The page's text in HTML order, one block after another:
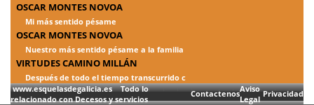
OSCAR MONTES NOVOA
Mi más sentido pésame
OSCAR MONTES NOVOA
Nuestro más sentido pésame a la familia
VIRTUDES CAMINO MILLÁN
Después de todo el tiempo transcurrido c
www.esquelasdegalicia.es Todo lo
relacionado con Decesos y servicios
ContactenosAviso
Legal
Privacidad